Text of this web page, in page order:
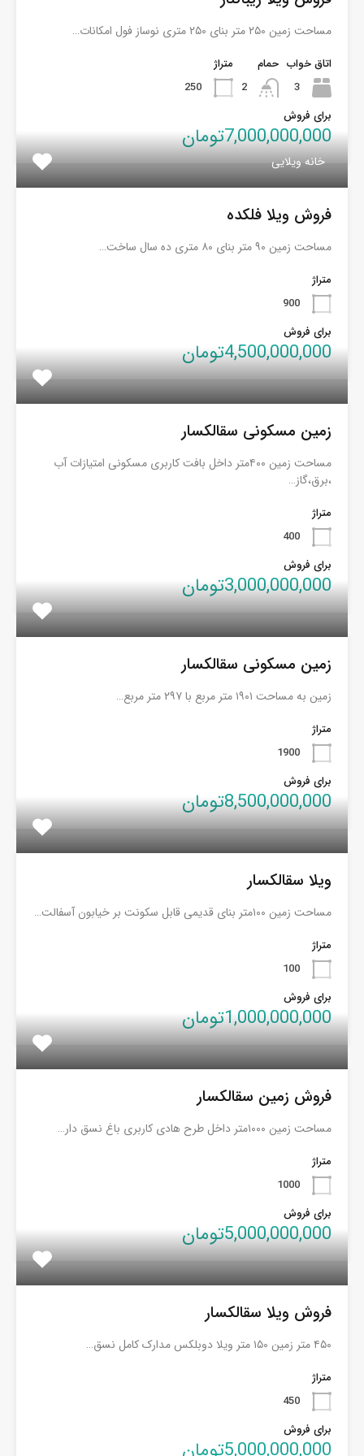
مساحت زمین ۲۵۰ متر بنای ۲۵۰ متری نوساز فول امکانات…
اتاق خواب
3
حمام
2
متراژ
250
برای فروش
7,000,000,000تومان
خانه ویلایی
فروش ویلا فلکده
مساحت زمین ۹۰ متر بنای ۸۰ متری ده سال ساخت…
متراژ
900
برای فروش
4,500,000,000تومان
زمین مسکونی سقالکسار
مساحت زمین ۴۰۰متر داخل بافت کاربری مسکونی امتیازات آب
،برق،گاز…
متراژ
400
برای فروش
3,000,000,000تومان
زمین مسکونی سقالکسار
زمین به مساحت ۱۹۰۱ متر مربع با ۲۹۷ متر مربع…
متراژ
1900
برای فروش
8,500,000,000تومان
ویلا سقالکسار
مساحت زمین ۱۰۰متر بنای قدیمی قابل سکونت بر خیابون آسفالت…
متراژ
100
برای فروش
1,000,000,000تومان
فروش زمین سقالکسار
مساحت زمین ۱۰۰۰متر داخل طرح هادی کاربری باغ نسق دار…
متراژ
1000
برای فروش
5,000,000,000تومان
فروش ویلا سقالکسار
۴۵۰ متر زمین ۱۵۰ متر ویلا دوبلکس مدارک کامل نسق…
متراژ
450
برای فروش
5,000,000,000تومان